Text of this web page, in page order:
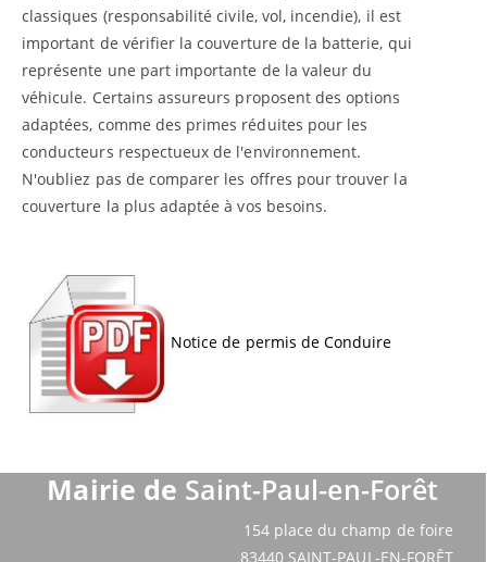
classiques (responsabilité civile, vol, incendie), il est
important de vérifier la couverture de la batterie, qui
représente une part importante de la valeur du
véhicule. Certains assureurs proposent des options
adaptées, comme des primes réduites pour les
conducteurs respectueux de l'environnement.
N'oubliez pas de comparer les offres pour trouver la
couverture la plus adaptée à vos besoins.
Notice de permis de Conduire
Mairie de Saint-Paul-en-Forêt
154 place du champ de foire
83440 SAINT-PAUL-EN-FORÊT